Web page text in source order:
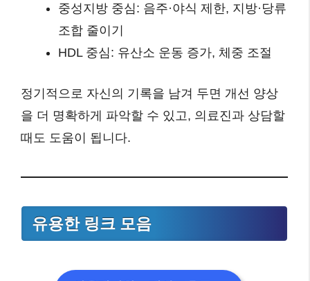
중성지방 중심: 음주·야식 제한, 지방·당류
조합 줄이기
HDL 중심: 유산소 운동 증가, 체중 조절
정기적으로 자신의 기록을 남겨 두면 개선 양상
을 더 명확하게 파악할 수 있고, 의료진과 상담할
때도 도움이 됩니다.
유용한 링크 모음